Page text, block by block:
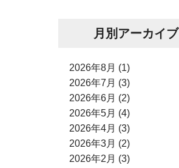
月別アーカイブ
2026年8月 (1)
2026年7月 (3)
2026年6月 (2)
2026年5月 (4)
2026年4月 (3)
2026年3月 (2)
2026年2月 (3)